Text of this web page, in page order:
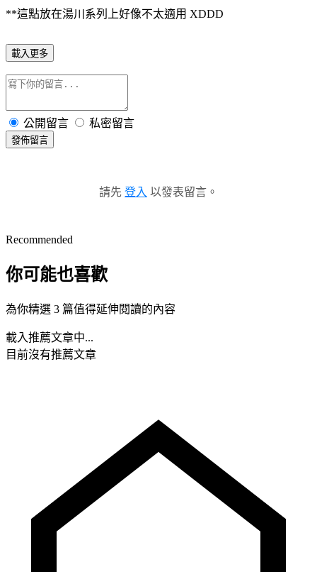
**這點放在湯川系列上好像不太適用 XDDD
載入更多
公開留言 私密留言
發佈留言
請先 登入 以發表留言。
Recommended
你可能也喜歡
為你精選 3 篇值得延伸閱讀的內容
載入推薦文章中...
目前沒有推薦文章